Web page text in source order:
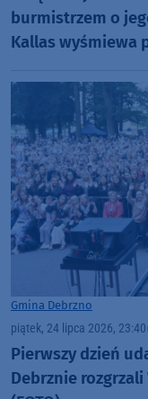
burmistrzem o
Kallas wyśmiewa
Gmina Debrzno
piątek, 24 lipca 2026, 23:40
Pierwszy dzień
Debrznie rozgrzali